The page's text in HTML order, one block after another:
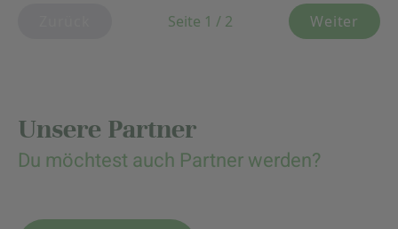
Seite 1 / 2 Weiter
Unsere Partner
Du möchtest auch Partner werden?